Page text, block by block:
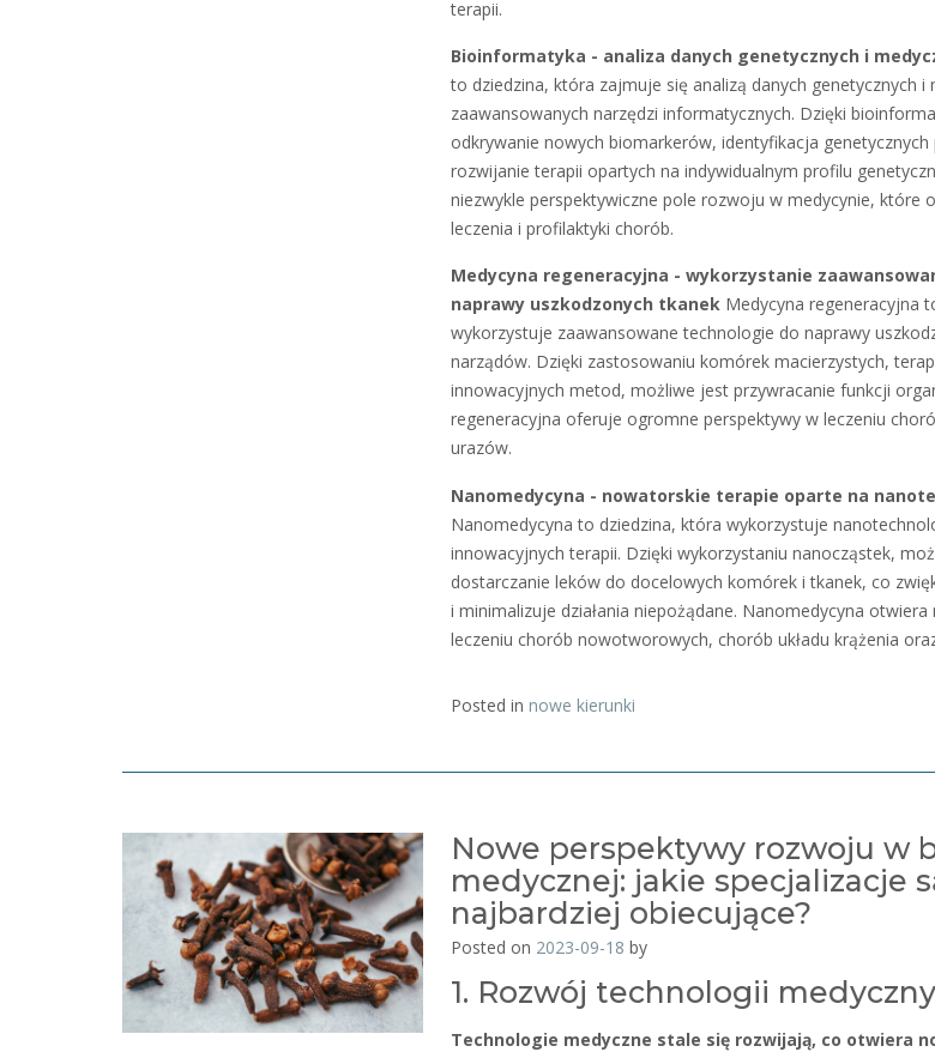
terapii.
Bioinformatyka - analiza danych genetycznych i
to dziedzina, która zajmuje się analizą danych genetycznych i
zaawansowanych narzędzi informatycznych. Dzięki
odkrywanie nowych biomarkerów, identyfikacja
rozwijanie terapii opartych na indywidualnym profilu
niezwykle perspektywiczne pole rozwoju w medycynie, które
leczenia i profilaktyki chorób.
Medycyna regeneracyjna - wykorzystanie
naprawy uszkodzonych tkanekMedycyna regeneracyjna
wykorzystuje zaawansowane technologie do naprawy
narządów. Dzięki zastosowaniu komórek macierzystych,
innowacyjnych metod, możliwe jest przywracanie funkcji
regeneracyjna oferuje ogromne perspektywy w leczeniu
urazów.
Nanomedycyna - nowatorskie terapie oparte na
Nanomedycyna to dziedzina, która wykorzystuje
innowacyjnych terapii. Dzięki wykorzystaniu nanocząstek,
dostarczanie leków do docelowych komórek i tkanek, co
i minimalizuje działania niepożądane. Nanomedycyna
leczeniu chorób nowotworowych, chorób układu krążenia
Posted in nowe kierunki
Nowe perspektywy rozwoju w
medycznej: jakie specjalizacje
najbardziej obiecujące?
Posted on 2023-09-18 by
1. Rozwój technologii
Technologie medyczne stale się rozwijają, co otwiera